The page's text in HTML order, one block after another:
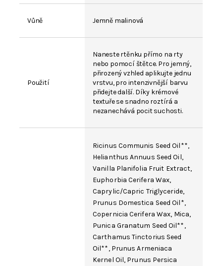
Vůně Jemně malinová
Použití
Naneste rtěnku přímo na rty
nebo pomocí štětce. Pro jemný,
přirozený vzhled aplikujte jednu
vrstvu, pro intenzivnější barvu
přidejte další. Díky krémové
textuře se snadno roztírá a
nezanechává pocit suchosti.
Ricinus Communis Seed Oil**,
Helianthus Annuus Seed Oil,
Vanilla Planifolia Fruit Extract,
Euphorbia Cerifera Wax,
Caprylic/Capric Triglyceride,
Prunus Domestica Seed Oil*,
Copernicia Cerifera Wax, Mica,
Punica Granatum Seed Oil**,
Carthamus Tinctorius Seed
Oil**, Prunus Armeniaca
Kernel Oil, Prunus Persica